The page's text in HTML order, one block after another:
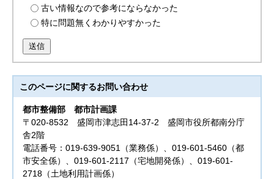
古い情報なので参考にならなかった
特に問題無くわかりやすかった
送信
このページに関するお問い合わせ
都市整備部都市計画課
〒020-8532 盛岡市津志田14-37-2 盛岡市役所都南分庁
舎2階
電話番号：019-639-9051（業務係）、019-601-5460（都
市安全係）、019-601-2117（宅地開発係）、019-601-
2718（土地利用計画係）